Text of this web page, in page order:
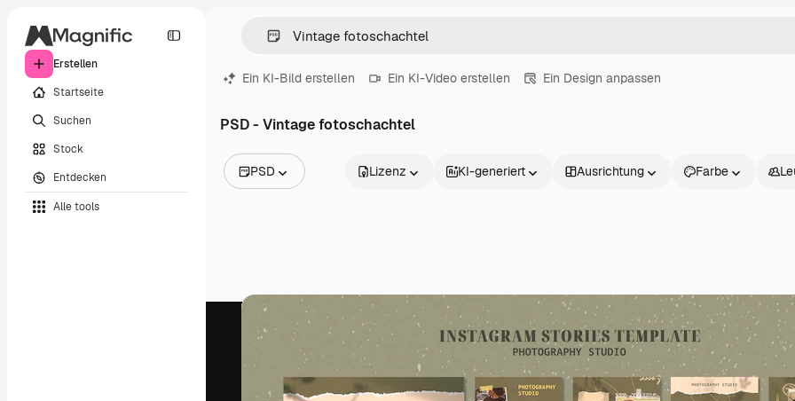
Erstellen
Startseite
Suchen
Stock
Entdecken
Alle tools
Ein KI-Bild erstellen Ein KI-Video erstellen Ein Design anpassen
PSD - Vintage fotoschachtel
PSD
Videos
Filmmaterial
Motion Graphics
Videovorlagen
Icons
3D-Modelle
Schriftarten
Lizenz KI-generiert Ausrichtung Farbe
Produkte Loslegen